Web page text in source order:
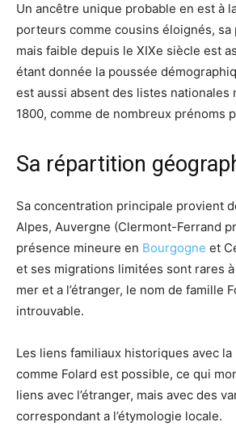
Un ancêtre unique probable en est à
porteurs comme cousins éloignés, sa
mais faible depuis le XIXe siècle est
étant donnée la poussée
est aussi absent des listes nationales
1800, comme de nombreux prénoms
Sa répartition
Sa concentration principale provient
Alpes, Auvergne (Clermont-Ferrand
présence mineure en Bourgogne et
et ses migrations limitées sont rares
mer​ et a l’étranger, le nom de famille
introuvable.
Les liens familiaux historiques avec
comme Folard est possible, ce qui
liens avec l’étranger, mais avec des
correspondant a l’étymologie locale.